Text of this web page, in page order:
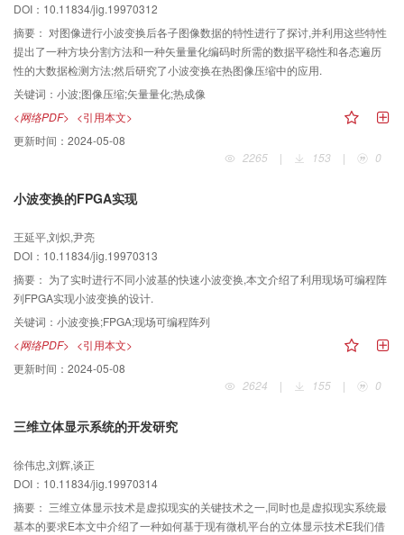
DOI：10.11834/jig.19970312
摘要： 对图像进行小波变换后各子图像数据的特性进行了探讨,并利用这些特性
提出了一种方块分割方法和一种矢量量化编码时所需的数据平稳性和各态遍历
性的大数据检测方法;然后研究了小波变换在热图像压缩中的应用.
关键词： 小波;图像压缩;矢量量化;热成像
<网络PDF> <引用本文>
更新时间： 2024-05-08
2265
| 153 | 0
小波变换的FPGA实现
王延平,刘炽,尹亮
DOI：10.11834/jig.19970313
摘要： 为了实时进行不同小波基的快速小波变换,本文介绍了利用现场可编程阵
列FPGA实现小波变换的设计.
关键词： 小波变换;FPGA;现场可编程阵列
<网络PDF> <引用本文>
更新时间： 2024-05-08
2624
| 155 | 0
三维立体显示系统的开发研究
徐伟忠,刘辉,谈正
DOI：10.11834/jig.19970314
摘要： 三维立体显示技术是虚拟现实的关键技术之一,同时也是虚拟现实系统最
基本的要求E本文中介绍了一种如何基于现有微机平台的立体显示技术E我们借